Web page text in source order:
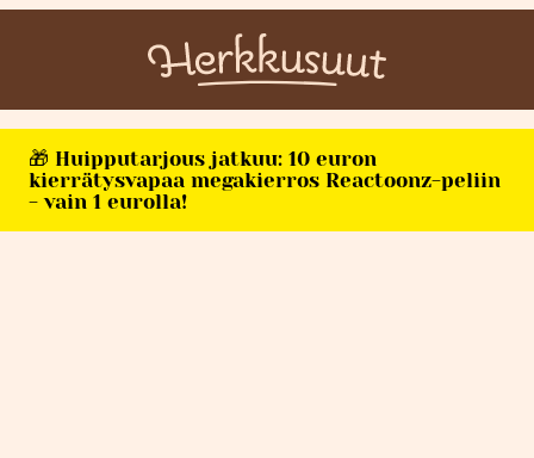
🎁 Huipputarjous jatkuu: 10 euron
kierrätysvapaa megakierros Reactoonz-peliin
- vain 1 eurolla!